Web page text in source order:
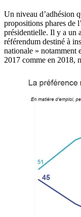
Un niveau d’adhésion
propositions phares de
présidentielle. Il y a un
référendum destiné à
nationale » notamment
2017 comme en 2018,